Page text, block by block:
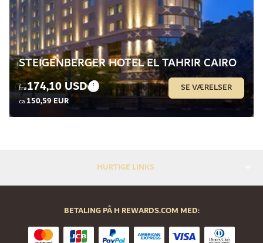
STEIGENBERGER HOTEL EL TAHRIR CAIRO
fra174,10 USD
ca.150,59 EUR
SE VÆRELSER
HURTIGE LINKS
BETALING PÅ H REWARDS.COM MED: